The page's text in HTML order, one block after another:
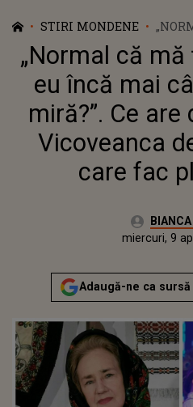
STIRI MONDENE
CĂ
VĂ
„Normal că
eu încă mai
miră?”. Ce
Vicoveanca
care fac
Autor:
Actualizat:
miercuri, 9
Adaugă-ne ca